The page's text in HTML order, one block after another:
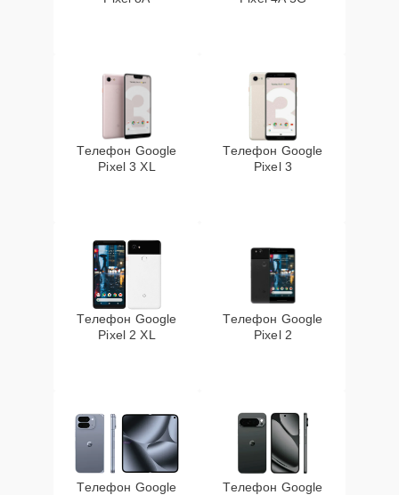
Телефон Google
Pixel 3 XL
Телефон Google
Pixel 3
Телефон Google
Pixel 2 XL
Телефон Google
Pixel 2
Телефон Google
Телефон Google